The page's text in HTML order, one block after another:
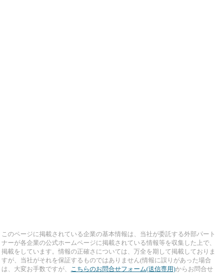
このページに掲載されている企業の基本情報は、当社が委託する外部パート
ナーが各企業の公式ホームページに掲載されている情報等を収集した上で、
掲載をしています。情報の正確さについては、万全を期して掲載しておりま
すが、当社がそれを保証するものではありません(情報に誤りがあった場合
は、大変お手数ですが、
こちらのお問合せフォーム(送信専用)からお問合せ